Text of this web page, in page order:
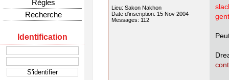
Règles
Recherche
Identification
Lieu: Sakon Nakhon
Date d'inscription: 15 Nov 2004
Messages: 112